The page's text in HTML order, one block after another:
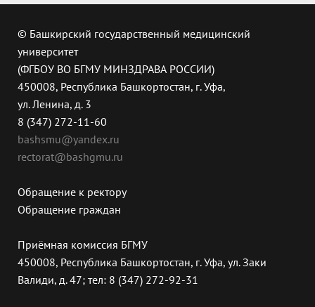
© Башкирский государственный медицинский
университет
(ФГБОУ ВО БГМУ МИНЗДРАВА РОССИИ)
450008, Республика Башкортостан, г. Уфа,
ул. Ленина, д. 3
8 (347) 272-11-60
bashsmu@yandex.ru
rectorat@bashgmu.ru
Обращение к ректору
Обращение граждан
Приёмная комиссия БГМУ
450008, Республика Башкортостан, г. Уфа, ул. Заки
Валиди, д. 47; тел: 8 (347) 272-92-31